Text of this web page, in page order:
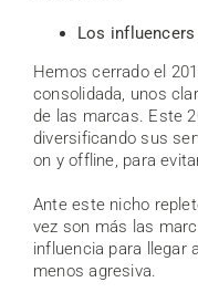
Los
Hemos cerrado el
consolidada, unos
de las marcas. Este
diversificando sus
on y offline, para
Ante este nicho
vez son más las
influencia para llegar
menos agresiva.